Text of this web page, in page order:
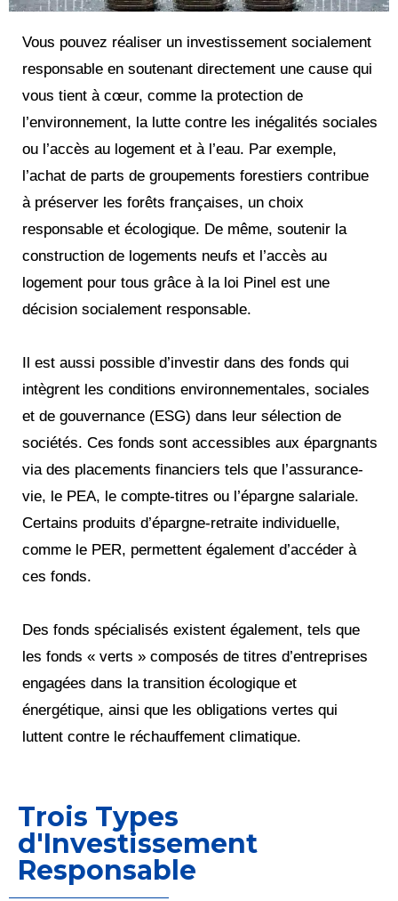
Vous pouvez réaliser un investissement socialement
responsable en soutenant directement une cause qui
vous tient à cœur, comme la protection de
l’environnement, la lutte contre les inégalités sociales
ou l’accès au logement et à l’eau. Par exemple,
l’achat de parts de groupements forestiers contribue
à préserver les forêts françaises, un choix
responsable et écologique. De même, soutenir la
construction de logements neufs et l’accès au
logement pour tous grâce à la loi Pinel est une
décision socialement responsable.
Il est aussi possible d’investir dans des fonds qui
intègrent les conditions environnementales, sociales
et de gouvernance (ESG) dans leur sélection de
sociétés. Ces fonds sont accessibles aux épargnants
via des placements financiers tels que l’assurance-
vie, le PEA, le compte-titres ou l’épargne salariale.
Certains produits d’épargne-retraite individuelle,
comme le PER, permettent également d’accéder à
ces fonds.
Des fonds spécialisés existent également, tels que
les fonds « verts » composés de titres d’entreprises
engagées dans la transition écologique et
énergétique, ainsi que les obligations vertes qui
luttent contre le réchauffement climatique.
Trois Types
d'Investissement
Responsable